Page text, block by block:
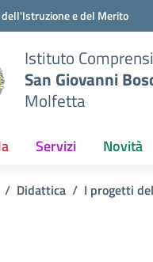
e del Merito
Istituto
San Giovanni
Molfetta
Servizi Novità
Didattica I progetti